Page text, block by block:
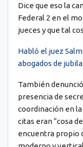
Dice que eso la
Federal 2 en el
jueces y que tal
Habló el juez
abogados de
También
presencia de
coordinación en la
citas eran “cosa
encuentra propio